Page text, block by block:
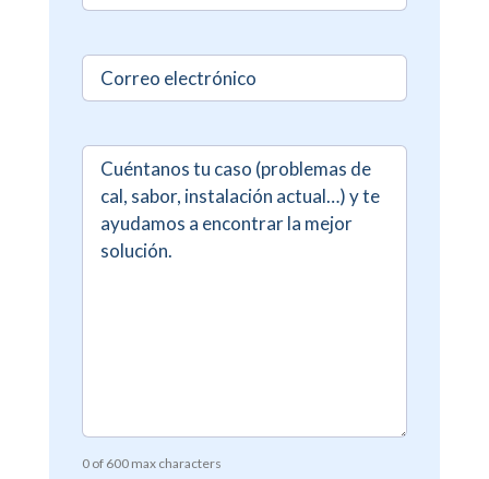
Sin
nombre
Comentarios(Required)
0 of 600 max characters